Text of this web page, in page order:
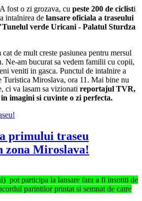
fost o zi grozava, cu peste 200 de ciclisti
intalnirea de lansare oficiala a traseului
verde Uricani - Palatul Sturdza
de mult creste pasiunea pentru mersul
Ne-am bucurat sa vedem familii cu copii,
veniti in gasca. Punctul de intalnire a
Turistica Miroslava, ora 11. Mai bine nu
ci va lasam sa vizionati reportajul TVR,
imagini si cuvinte o zi perfecta.
primului traseu
zona Miroslava!
pot participa la lansare fara a fi insotiti de
parintilor printat si semnat de catre